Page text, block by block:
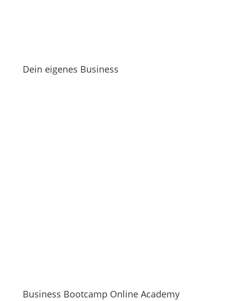
Dein eigenes Business
Business Bootcamp Online Academy